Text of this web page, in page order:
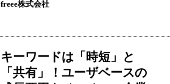
freee株式会社
キーワードは「時短」と
「共有」！ユーザベースの